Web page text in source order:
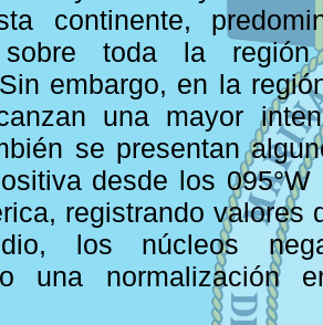
continente,
sobre toda la
embargo, en la
una mayor
se presentan
desde los
registrando valores
los núcleos
una normalización